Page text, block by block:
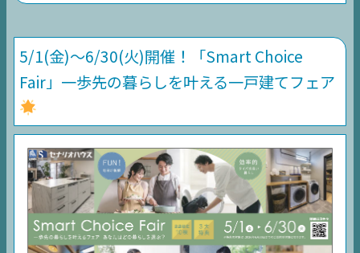
5/1(金)〜6/30(火)開催！「Smart Choice
Fair」一歩先の暮らしを叶える一戸建てフェア